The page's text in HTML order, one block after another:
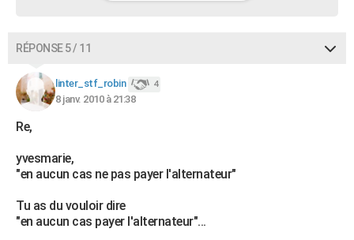
RÉPONSE 5 / 11
linter_stf_robin 4
8 janv. 2010 à 21:38
Re,
yvesmarie,
"en aucun cas ne pas payer l'alternateur"
Tu as du vouloir dire
"en aucun cas payer l'alternateur"...